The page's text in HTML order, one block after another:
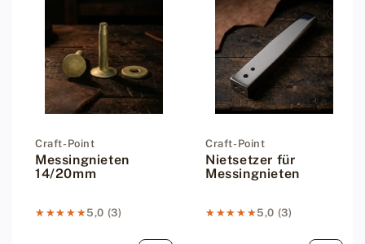
Anbieter:
Craft-Point
Messingnieten
14/20mm
★★★★★
★★★★★5,0 (3)
Anbieter:
Craft-Point
Nietsetzer für
Messingnieten
★★★★★
★★★★★5,0 (3)